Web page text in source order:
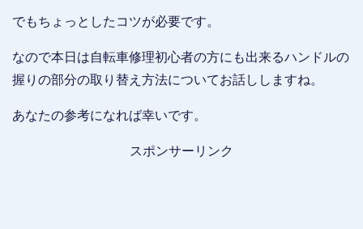
でもちょっとしたコツが必要です。
なので本日は自転車修理初心者の方にも出来るハンドルの
握りの部分の取り替え方法についてお話ししますね。
あなたの参考になれば幸いです。
スポンサーリンク